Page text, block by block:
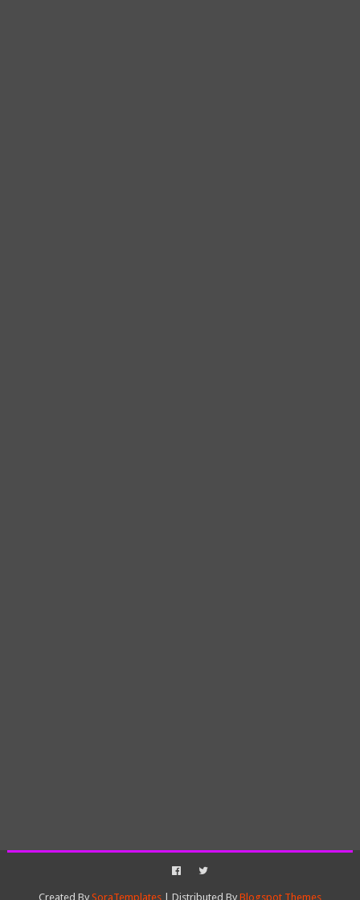
Created By SoraTemplates| Distributed By Blogspot Themes